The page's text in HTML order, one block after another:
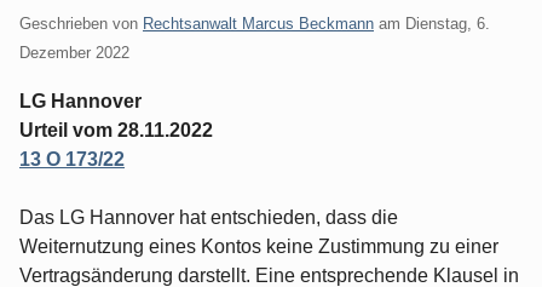
Geschrieben von Rechtsanwalt Marcus Beckmann am Dienstag, 6.
Dezember 2022
LG Hannover
Urteil vom 28.11.2022
13 O 173/22
Das LG Hannover hat entschieden, dass die
Weiternutzung eines Kontos keine Zustimmung zu einer
Vertragsänderung darstellt. Eine entsprechende Klausel in